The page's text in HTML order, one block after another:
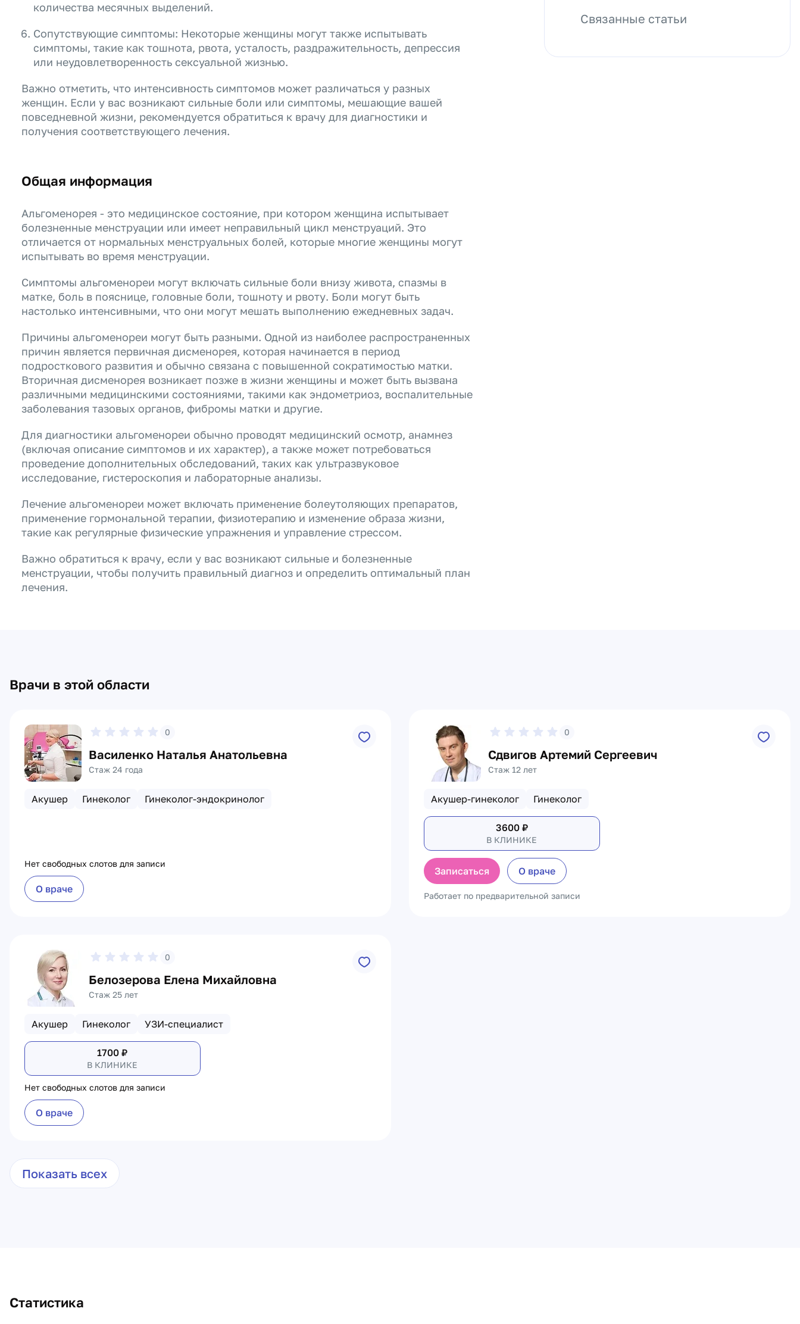
количества месячных выделений.
Сопутствующие симптомы: Некоторые женщины могут также испытывать
симптомы, такие как тошнота, рвота, усталость, раздражительность, депрессия
или неудовлетворенность сексуальной жизнью.
Важно отметить, что интенсивность симптомов может различаться у разных
женщин. Если у вас возникают сильные боли или симптомы, мешающие вашей
повседневной жизни, рекомендуется обратиться к врачу для диагностики и
получения соответствующего лечения.
Общая информация
Альгоменорея - это медицинское состояние, при котором женщина испытывает
болезненные менструации или имеет неправильный цикл менструаций. Это
отличается от нормальных менструальных болей, которые многие женщины могут
испытывать во время менструации.
Симптомы альгоменореи могут включать сильные боли внизу живота, спазмы в
матке, боль в пояснице, головные боли, тошноту и рвоту. Боли могут быть
настолько интенсивными, что они могут мешать выполнению ежедневных задач.
Причины альгоменореи могут быть разными. Одной из наиболее распространенных
причин является первичная дисменорея, которая начинается в период
подросткового развития и обычно связана с повышенной сократимостью матки.
Вторичная дисменорея возникает позже в жизни женщины и может быть вызвана
различными медицинскими состояниями, такими как эндометриоз, воспалительные
заболевания тазовых органов, фибромы матки и другие.
Для диагностики альгоменореи обычно проводят медицинский осмотр, анамнез
(включая описание симптомов и их характер), а также может потребоваться
проведение дополнительных обследований, таких как ультразвуковое
исследование, гистероскопия и лабораторные анализы.
Лечение альгоменореи может включать применение болеутоляющих препаратов,
применение гормональной терапии, физиотерапию и изменение образа жизни,
такие как регулярные физические упражнения и управление стрессом.
Важно обратиться к врачу, если у вас возникают сильные и болезненные
менструации, чтобы получить правильный диагноз и определить оптимальный план
лечения.
Связанные статьи
Врачи в этой области
0
Василенко Наталья Анатольевна
Стаж 24 года
Акушер Гинеколог Гинеколог-эндокринолог
Нет свободных слотов для записи
О враче
0
Сдвигов Артемий Сергеевич
Стаж 12 лет
Акушер-гинеколог Гинеколог
3600₽
В КЛИНИКЕ
Записаться О враче
Работает по предварительной записи
0
Белозерова Елена Михайловна
Стаж 25 лет
Акушер Гинеколог УЗИ-специалист
1700 ₽
В КЛИНИКЕ
Нет свободных слотов для записи
О враче
Показать всех
Статистика